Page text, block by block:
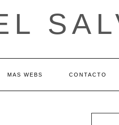
MAS WEBS CONTACTO